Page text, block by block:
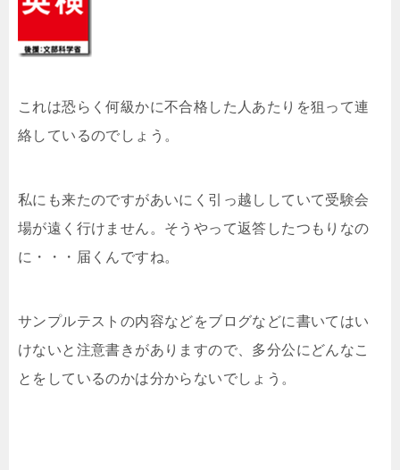
これは恐らく何級かに不合格した人あたりを狙って連
絡しているのでしょう。
私にも来たのですがあいにく引っ越ししていて受験会
場が遠く行けません。そうやって返答したつもりなの
に・・・届くんですね。
サンプルテストの内容などをブログなどに書いてはい
けないと注意書きがありますので、多分公にどんなこ
とをしているのかは分からないでしょう。